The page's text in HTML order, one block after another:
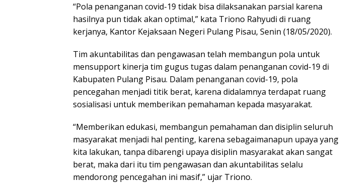
“Pola penanganan covid-19 tidak bisa dilaksanakan parsial karena
hasilnya pun tidak akan optimal,” kata Triono Rahyudi di ruang
kerjanya, Kantor Kejaksaan Negeri Pulang Pisau, Senin (18/05/2020).
Tim akuntabilitas dan pengawasan telah membangun pola untuk
mensupport kinerja tim gugus tugas dalam penanganan covid-19 di
Kabupaten Pulang Pisau. Dalam penanganan covid-19, pola
pencegahan menjadi titik berat, karena didalamnya terdapat ruang
sosialisasi untuk memberikan pemahaman kepada masyarakat.
“Memberikan edukasi, membangun pemahaman dan disiplin seluruh
masyarakat menjadi hal penting, karena sebagaimanapun upaya yang
kita lakukan, tanpa dibarengi upaya disiplin masyarakat akan sangat
berat, maka dari itu tim pengawasan dan akuntabilitas selalu
mendorong pencegahan ini masif,” ujar Triono.